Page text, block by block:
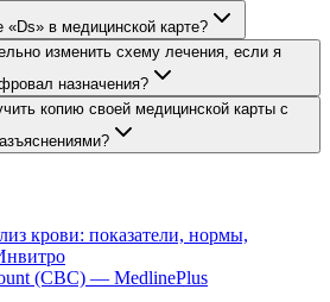
«Ds» в медицинской карте?
изменить схему лечения, если я
назначения?
копию своей медицинской карты с
крови: показатели, нормы,
(CBC) — MedlinePlus